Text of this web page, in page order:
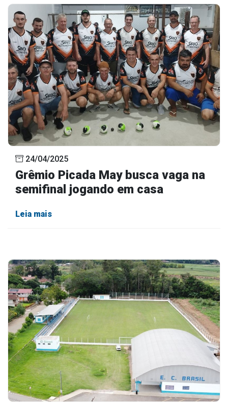
24/04/2025
Grêmio Picada May busca vaga na
semifinal jogando em casa
Leia mais